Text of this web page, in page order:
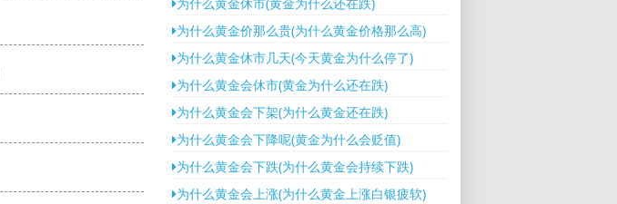
为什么黄金价那么贵(为什么黄金价格那么高)
为什么黄金休市几天(今天黄金为什么停了)
为什么黄金会休市(黄金为什么还在跌)
为什么黄金会下架(为什么黄金还在跌)
为什么黄金会下降呢(黄金为什么会贬值)
为什么黄金会下跌(为什么黄金会持续下跌)
为什么黄金会上涨(为什么黄金上涨白银疲软)